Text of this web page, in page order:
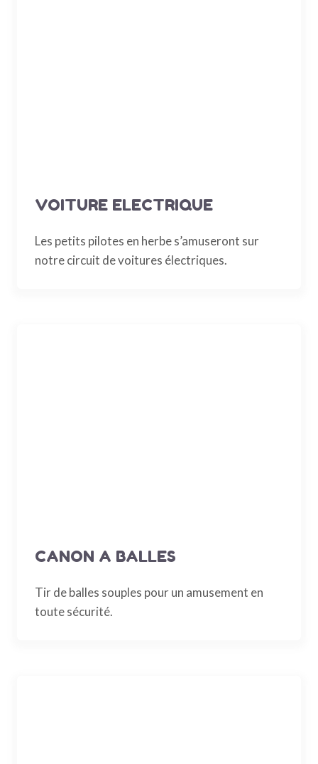
VOITURE ELECTRIQUE
Les petits pilotes en herbe s’amuseront sur
notre circuit de voitures électriques.
CANON A BALLES
Tir de balles souples pour un amusement en
toute sécurité.